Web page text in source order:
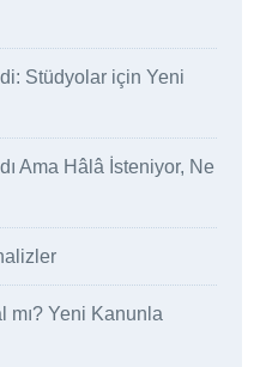
Stüdyolar için Yeni
Ama Hâlâ İsteniyor, Ne
mı? Yeni Kanunla